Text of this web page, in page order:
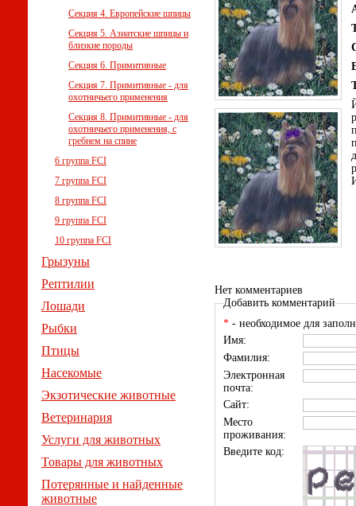
Секция 4. Европейские шпицы
Секция 5. Азиатские шпицы и
близкие породы
Секция 6. Примитивные
Секция 7. Примитивные - для
охотничьего применения
Секция 8. Примитивные - для
охотничьего применения, с
гребнем на спине
6 группа FCI
7 группа FCI
8 группа FCI
9 группа FCI
10 группа FCI
Грызуны
Рептилии
Лошади
Рыбки
Птицы
Насекомые
Экзотические животные
Ветеринария
Услуги для животных
Товары для животных
Потерянные и найденные
животные
Нет комментариев
Добавить комментарий
* - необходимое для
Имя:
Фамилия:
Электронная
почта:
Сайт:
Место
проживания:
Введите код: